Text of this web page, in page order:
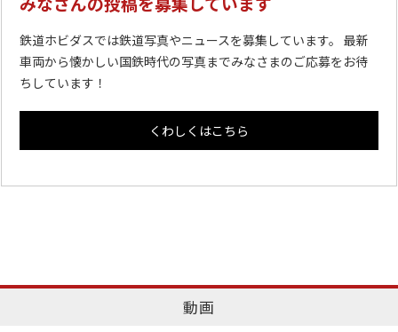
鉄道ホビダスでは鉄道写真やニュースを募集しています。 最新
車両から懐かしい国鉄時代の写真までみなさまのご応募をお待
ちしています！
くわしくはこちら
動画